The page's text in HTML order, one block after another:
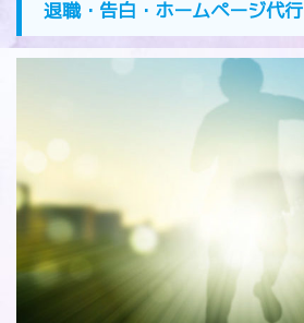
退職・告白・ホームページ代行